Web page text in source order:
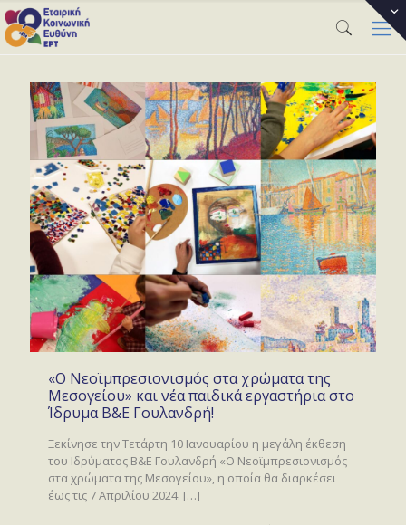
«Ο Νεοϊμπρεσιονισμός στα χρώματα της
Μεσογείου» και νέα παιδικά εργαστήρια στο
Ίδρυμα Β&Ε Γουλανδρή!
Ξεκίνησε την Τετάρτη 10 Ιανουαρίου η μεγάλη έκθεση
του Ιδρύματος Β&Ε Γουλανδρή «Ο Νεοϊμπρεσιονισμός
στα χρώματα της Μεσογείου», η οποία θα διαρκέσει
έως τις 7 Απριλίου 2024. […]